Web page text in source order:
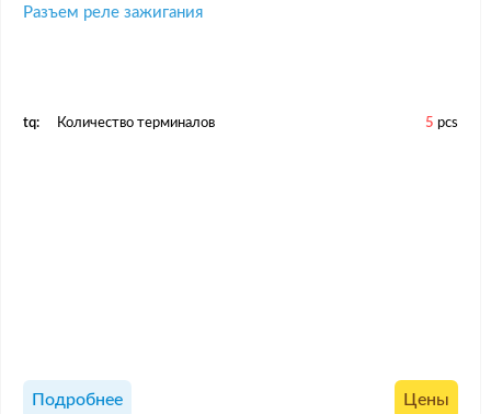
Разъем реле зажигания
tq: Количество терминалов 5 pcs
Подробнее Цены